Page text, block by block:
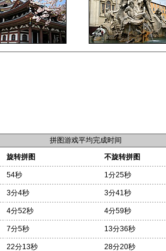
拼图游戏平均完成时间
旋转拼图
不旋转拼图
54秒 1分25秒
3分4秒 3分41秒
4分52秒 4分59秒
7分5秒 13分36秒
22分13秒 28分20秒